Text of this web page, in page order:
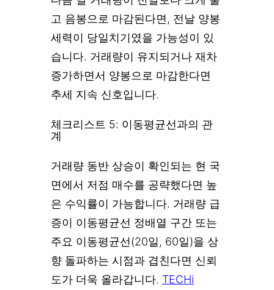
고 음봉으로 마감된다면, 전날 양봉
세력이 당일치기였을 가능성이 있
습니다. 거래량이 유지되거나 재차
증가하면서 양봉으로 마감한다면
추세 지속 신호입니다.
체크리스트 5: 이동평균선과의 관
계
거래량 동반 상승이 확인되는 현 국
면에서 저점 매수를 공략했다면 높
은 수익률이 가능합니다. 거래량 급
증이 이동평균선 정배열 구간 또는
주요 이동평균선(20일, 60일)을 상
향 돌파하는 시점과 겹친다면 신뢰
도가 더욱 올라갑니다. TECHi